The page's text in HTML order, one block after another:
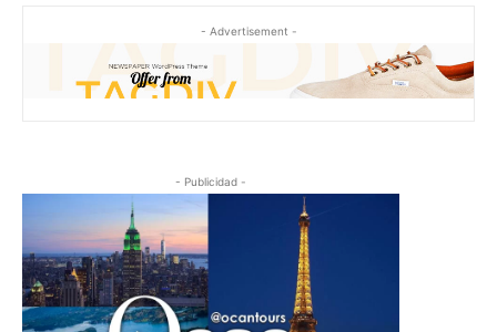
- Advertisement -
- Publicidad -